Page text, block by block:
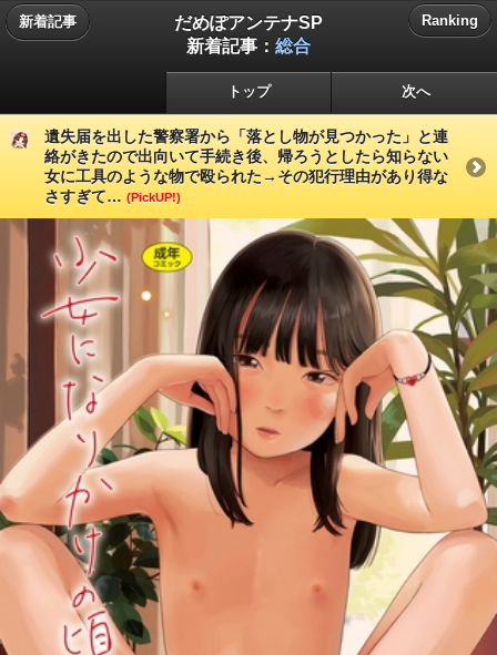
新着記事
だめぽアンテナSP
新着記事： 総合
Ranking
トップ 次へ
遺失届を出した警察署から「落とし物が見つかった」と連
絡がきたので出向いて手続き後、帰ろうとしたら知らない
女に工具のような物で殴られた→その犯行理由があり得な
さすぎて… (PickUP!)